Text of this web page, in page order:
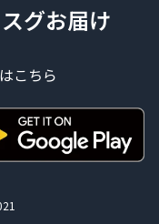
グお届け
こちら